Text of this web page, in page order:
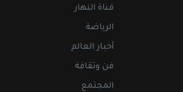
قناة النهار
الرياضة
أخبار العالم
فن وثقافة
المجتمع